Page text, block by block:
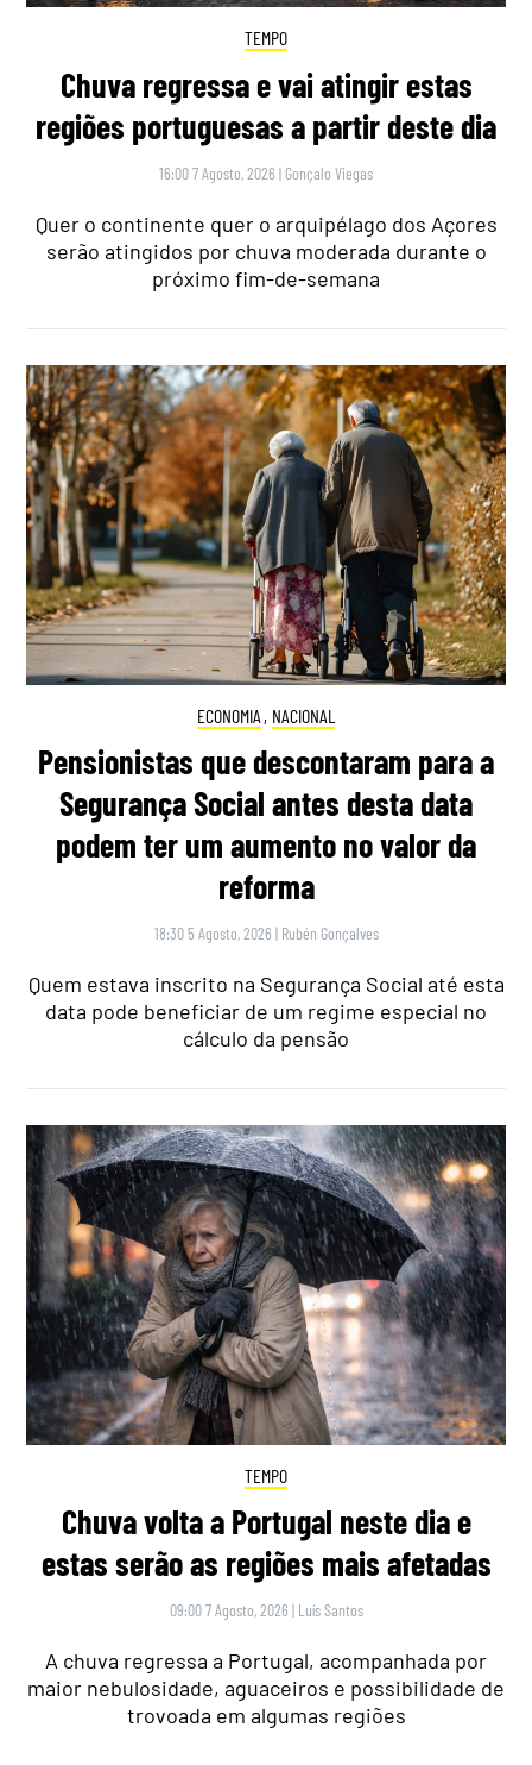
TEMPO
Chuva regressa e vai atingir estas
regiões portuguesas a partir deste dia
16:00 7 Agosto, 2026 | Gonçalo Viegas
Quer o continente quer o arquipélago dos Açores
serão atingidos por chuva moderada durante o
próximo fim-de-semana
ECONOMIA , NACIONAL
Pensionistas que descontaram para a
Segurança Social antes desta data
podem ter um aumento no valor da
reforma
18:30 5 Agosto, 2026 | Rubén Gonçalves
Quem estava inscrito na Segurança Social até esta
data pode beneficiar de um regime especial no
cálculo da pensão
TEMPO
Chuva volta a Portugal neste dia e
estas serão as regiões mais afetadas
09:00 7 Agosto, 2026 | Luís Santos
A chuva regressa a Portugal, acompanhada por
maior nebulosidade, aguaceiros e possibilidade de
trovoada em algumas regiões